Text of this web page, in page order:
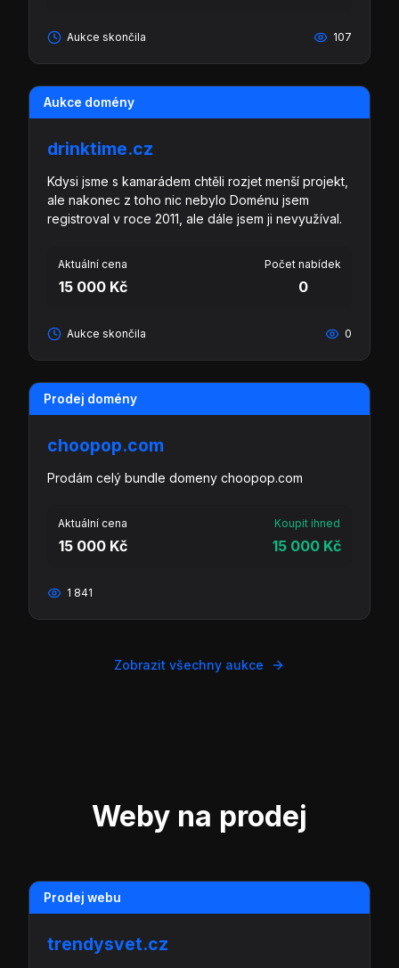
Aukce skončila 107
Aukce domény
drinktime.cz
Kdysi jsme s kamarádem chtěli rozjet menší projekt,
ale nakonec z toho nic nebylo Doménu jsem
registroval v roce 2011, ale dále jsem ji nevyužíval.
Aktuální cena
15 000 Kč
Počet nabídek
0
Aukce skončila 0
Prodej domény
choopop.com
Prodám celý bundle domeny choopop.com
Aktuální cena
15 000 Kč
Koupit ihned
15 000 Kč
1 841
Zobrazit všechny aukce
Weby na prodej
Prodej webu
trendysvet.cz